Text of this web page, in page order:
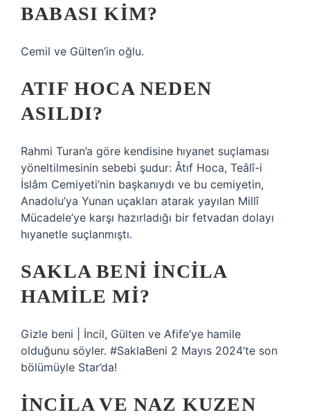
BABASI KIM?
Cemil ve Gülten’in oğlu.
ATIF HOCA NEDEN
ASILDI?
Rahmi Turan’a göre kendisine hıyanet suçlaması
yöneltilmesinin sebebi şudur: Âtıf Hoca, Teâlî-i
İslâm Cemiyeti’nin başkanıydı ve bu cemiyetin,
Anadolu’ya Yunan uçakları atarak yayılan Millî
Mücadele’ye karşı hazırladığı bir fetvadan dolayı
hıyanetle suçlanmıştı.
SAKLA BENI İNCILA
HAMILE MI?
Gizle beni | İncil, Gülten ve Afife’ye hamile
olduğunu söyler. #SaklaBeni 2 Mayıs 2024’te son
bölümüyle Star’da!
İNCILA VE NAZ KUZEN